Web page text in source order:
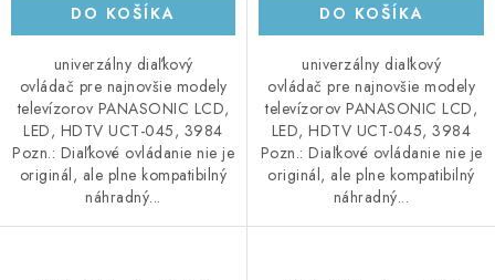
DO KOŠÍKA
univerzálny diaľkový
ovládač pre najnovšie modely
televízorov PANASONIC LCD,
LED, HDTV UCT-045, 3984
Pozn.: Diaľkové ovládanie nie je
originál, ale plne kompatibilný
náhradný...
DO KOŠÍKA
univerzálny diaľkový
ovládač pre najnovšie modely
televízorov PANASONIC LCD,
LED, HDTV UCT-045, 3984
Pozn.: Diaľkové ovládanie nie je
originál, ale plne kompatibilný
náhradný...